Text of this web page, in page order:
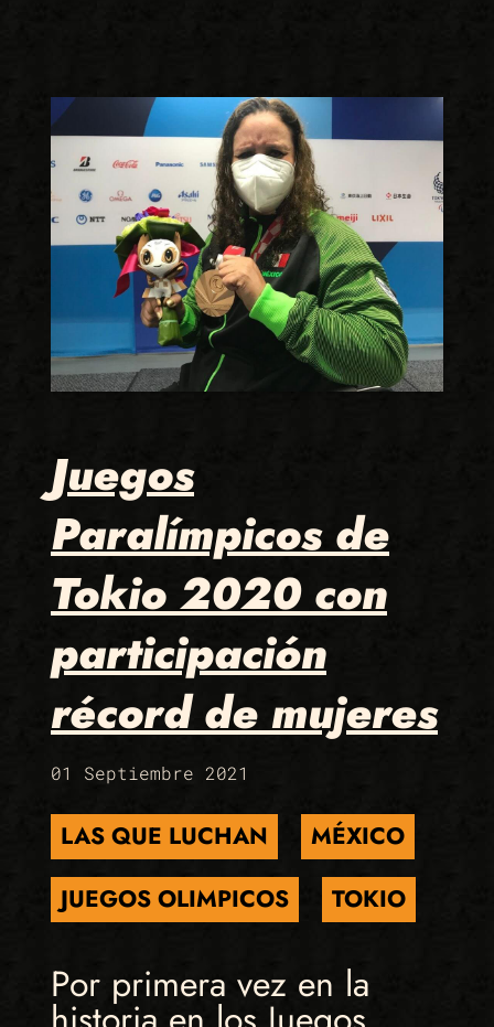
Juegos
Paralímpicos de
Tokio 2020 con
participación
récord de mujeres
01 Septiembre 2021
LAS QUE LUCHAN
MÉXICO
JUEGOS OLIMPICOS
TOKIO
Por primera vez en la